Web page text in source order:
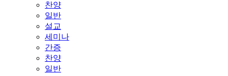
찬양
일반
설교
세미나
간증
찬양
일반